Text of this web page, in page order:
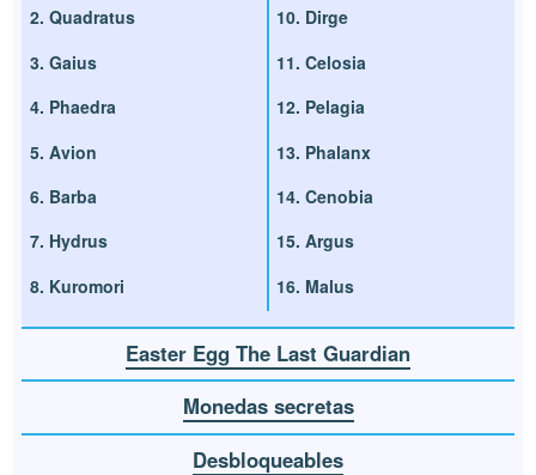
2. Quadratus
3. Gaius
4. Phaedra
5. Avion
6. Barba
7. Hydrus
8. Kuromori
10. Dirge
11. Celosia
12. Pelagia
13. Phalanx
14. Cenobia
15. Argus
16. Malus
Easter Egg The Last Guardian
Monedas secretas
Desbloqueables